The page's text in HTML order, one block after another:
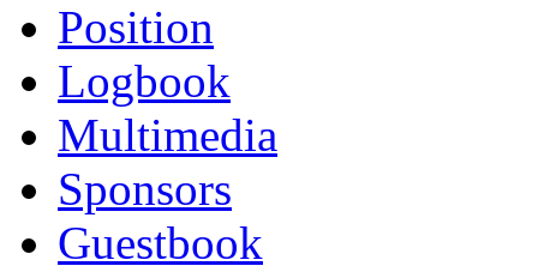
Position
Logbook
Multimedia
Sponsors
Guestbook